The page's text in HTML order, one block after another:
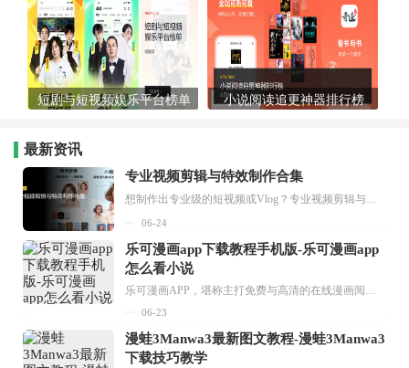
短剧与短视频娱乐平台榜单 小说阅读追更神器排行榜
最新资讯
专业视频剪辑与特效制作合集
想制作出专业级的短视频或Vlog？专业视频剪辑与特效制作大全专题为你提供了从剪辑、抠像到特效包装的全套解决方案。无论是添加炫酷的片头、进行精准的视频抠图，还是制...
06-24
乐可漫画app下载教程手机版-乐可漫画app
怎么看小说
乐可漫画APP，堪称主打免费与高清的在线漫画阅读神器。其官方版提供海量完整版漫画资源，无论是国内漫画，还是日漫、韩漫、台漫、美漫等国外漫画，应有尽有，随时供你阅读。只需轻点一下，便能直接进入阅读界面。不仅如此，乐可漫画最新版本更新速度极快，在这里，你总能抢先看到全网一手漫画章节内容！...
06-23
漫蛙3Manwa3最新图文教程-漫蛙3Manwa3
下载技巧教学